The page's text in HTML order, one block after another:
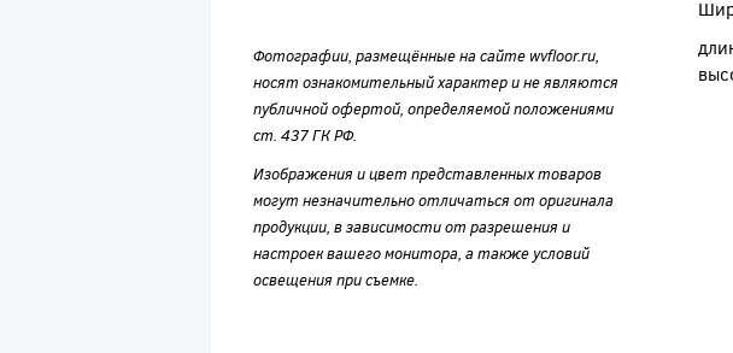
Фотографии, размещённые на сайте wvfloor.ru,
носят ознакомительный характер и не являются
публичной офертой, определяемой положениями
ст. 437 ГК РФ.
Изображения и цвет представленных товаров
могут незначительно отличаться от оригинала
продукции, в зависимости от разрешения и
настроек вашего монитора, а также условий
освещения при съемке.